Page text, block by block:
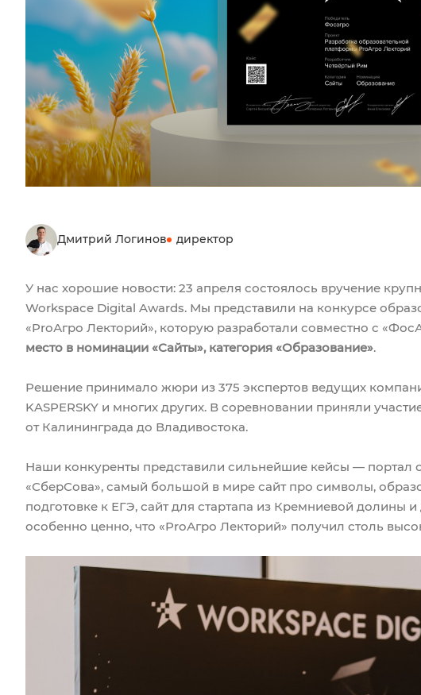
Дмитрий Логинов директор
У нас хорошие новости: 23 апреля состоялось вручение
Workspace Digital Awards. Мы представили на конкурсе
«ProАгро Лекторий», которую разработали совместно с
место в номинации «Сайты», категория «Образование».
Решение принимало жюри из 375 экспертов ведущих
KASPERSKY и многих других. В соревновании приняли
от Калининграда до Владивостока.
Наши конкуренты представили сильнейшие кейсы — портал
«СберСова», самый большой в мире сайт про символы,
подготовке к ЕГЭ, сайт для стартапа из Кремниевой долины
особенно ценно, что «ProАгро Лекторий» получил столь